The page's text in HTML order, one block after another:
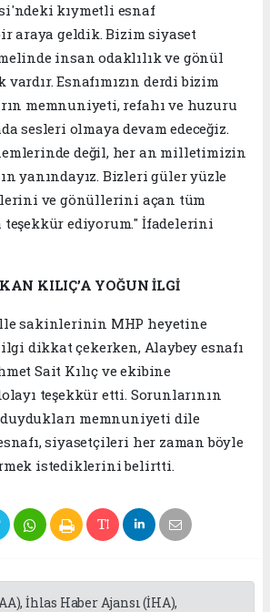
kıymetli esnaf
araya geldik. Bizim siyaset
insan odaklılık ve gönül
Esnafımızın derdi bizim
memnuniyeti, refahı ve huzuru
sesleri olmaya devam edeceğiz.
değil, her an milletimizin
yanındayız. Bizleri güler yüzle
ve gönüllerini açan tüm
teşekkür ediyorum." İfadelerini
KILIÇ’A YOĞUN İLGİ
sakinlerinin MHP heyetine
dikkat çekerken, Alaybey esnafı
Sait Kılıç ve ekibine
teşekkür etti. Sorunlarının
memnuniyeti dile
siyasetçileri her zaman böyle
istediklerini belirtti.
İhlas Haber Ajansı (İHA),